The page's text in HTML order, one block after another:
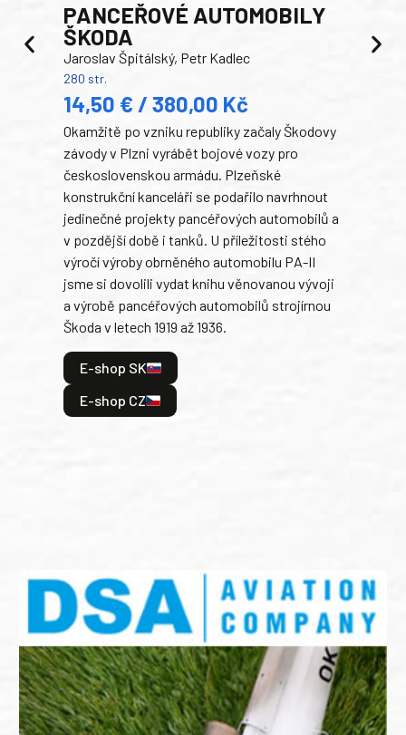
PANCEŘOVÉ AUTOMOBILY
ŠKODA
Jaroslav Špitálský, Petr Kadlec
280 str.
14,50 € / 380,00 Kč
Okamžitě po vzniku republiky začaly Škodovy
závody v Plzni vyrábět bojové vozy pro
československou armádu. Plzeňské
konstrukční kanceláři se podařilo navrhnout
jedinečné projekty pancéřových automobilů a
v pozdější době i tanků. U příležitosti stého
výročí výroby obrněného automobilu PA-II
jsme si dovolili vydat knihu věnovanou vývoji
a výrobě pancéřových automobilů strojírnou
Škoda v letech 1919 až 1936.
E-shop SK
E-shop CZ